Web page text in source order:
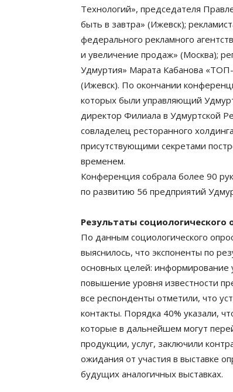
Технологий», председателя
быть в завтра» (Ижевск);
федерального рекламного
и увеличение продаж» (Москва);
Удмуртия» Марата Кабанова
(Ижевск). По окончании
которых были управляющий
директор Филиала в Удмуртской
совладелец ресторанного
присутствующими секретами
временем.
Конференция собрала более 90
по развитию 56 предприятий
Результаты социологического
По данным социологического
выяснилось, что экспоненты по
основных целей: информирование
повышение уровня известности
все респонденты отметили, что
контакты. Порядка 40% указали,
которые в дальнейшем могут
продукции, услуг, заключили
ожидания от участия в выставке
будущих аналогичных выставках.